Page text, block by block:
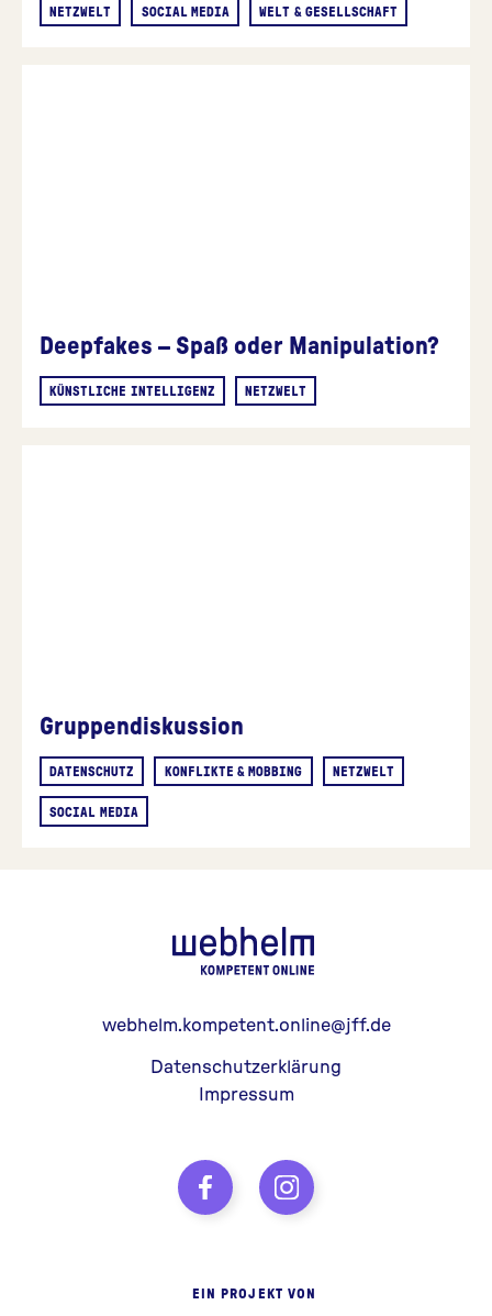
NETZWELT SOCIAL MEDIA WELT & GESELLSCHAFT
Deepfakes – Spaß oder Manipulation?
KÜNSTLICHE INTELLIGENZ NETZWELT
Gruppendiskussion
DATENSCHUTZ KONFLIKTE & MOBBING NETZWELT
SOCIAL MEDIA
webhelm.kompetent.online@jff.de
Datenschutzerklärung
Impressum
EIN PROJEKT VON